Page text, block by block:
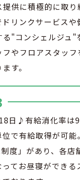
提供に積極的に取り
ドリンクサービスや
"コンシェルジュ"
フやフロアスタッフ
す。
日♪有給消化率は
位で有給取得が可能
度」があり、各店
てお昼寝ができる